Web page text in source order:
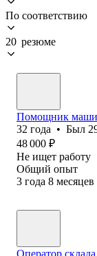
По соответствию
20 резюме
Помощник
32 года • Был
48 000 ₽
Не ищет работу
Общий опыт
3 года 8 месяцев
Оператор